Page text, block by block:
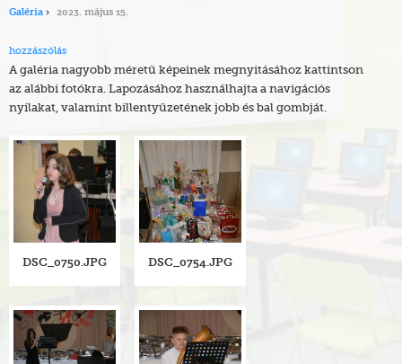
Galéria 2023. május 15.
hozzászólás
A galéria nagyobb méretű képeinek megnyitásához kattintson
az alábbi fotókra. Lapozásához használhajta a navigációs
nyilakat, valamint billentyűzetének jobb és bal gombját.
DSC_0750.JPG DSC_0754.JPG